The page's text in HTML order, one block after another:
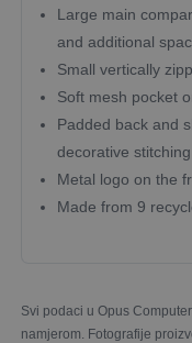
Large main
and additional
Small vertically
Soft mesh pocket
Padded back and
decorative stitching
Metal logo on the
Made from 9
Svi podaci u Opus
namjerom. Fotografije